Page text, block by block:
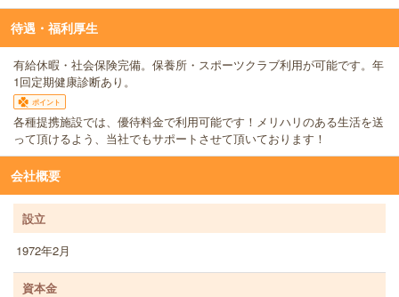
待遇・福利厚生
有給休暇・社会保険完備。保養所・スポーツクラブ利用が可能です。年
1回定期健康診断あり。
ポイント
各種提携施設では、優待料金で利用可能です！メリハリのある生活を送
って頂けるよう、当社でもサポートさせて頂いております！
会社概要
設立
1972年2月
資本金